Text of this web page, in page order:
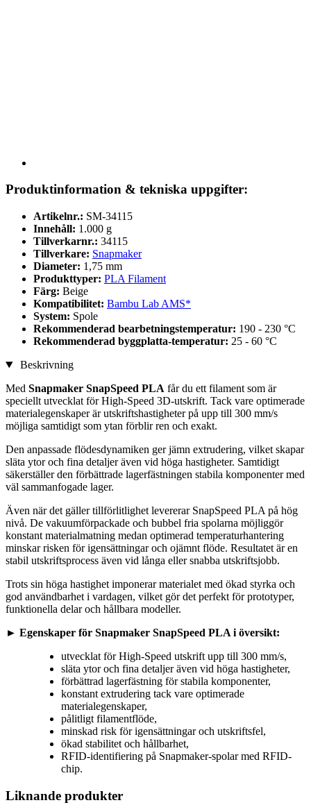
Produktinformation & tekniska uppgifter:
Artikelnr.: SM-34115
Innehåll: 1.000 g
Tillverkarnr.: 34115
Tillverkare: Snapmaker
Diameter: 1,75 mm
Produkttyper: PLA Filament
Färg: Beige
Kompatibilitet: Bambu Lab AMS*
System: Spole
Rekommenderad bearbetningstemperatur: 190 - 230 °C
Rekommenderad byggplatta-temperatur: 25 - 60 °C
Beskrivning
Med Snapmaker SnapSpeed PLA får du ett filament som är
speciellt utvecklat för High-Speed 3D-utskrift. Tack vare optimerade
materialegenskaper är utskriftshastigheter på upp till 300 mm/s
möjliga samtidigt som ytan förblir ren och exakt.
Den anpassade flödesdynamiken ger jämn extrudering, vilket skapar
släta ytor och fina detaljer även vid höga hastigheter. Samtidigt
säkerställer den förbättrade lagerfästningen stabila komponenter med
väl sammanfogade lager.
Även när det gäller tillförlitlighet levererar SnapSpeed PLA på hög
nivå. De vakuumförpackade och bubbel fria spolarna möjliggör
konstant materialmatning medan optimerad temperaturhantering
minskar risken för igensättningar och ojämnt flöde. Resultatet är en
stabil utskriftsprocess även vid långa eller snabba utskriftsjobb.
Trots sin höga hastighet imponerar materialet med ökad styrka och
god användbarhet i vardagen, vilket gör det perfekt för prototyper,
funktionella delar och hållbara modeller.
► Egenskaper för Snapmaker SnapSpeed PLA i översikt:
utvecklat för High-Speed utskrift upp till 300 mm/s,
släta ytor och fina detaljer även vid höga hastigheter,
förbättrad lagerfästning för stabila komponenter,
konstant extrudering tack vare optimerade
materialegenskaper,
pålitligt filamentflöde,
minskad risk för igensättningar och utskriftsfel,
ökad stabilitet och hållbarhet,
RFID-identifiering på Snapmaker-spolar med RFID-
chip.
Liknande produkter